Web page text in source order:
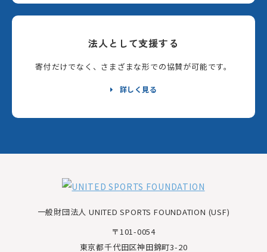
法人として支援する
寄付だけでなく、さまざまな形での協賛が可能です。
詳しく見る
一般財団法人 UNITED SPORTS FOUNDATION (USF)
〒101-0054
東京都千代田区神田錦町3-20